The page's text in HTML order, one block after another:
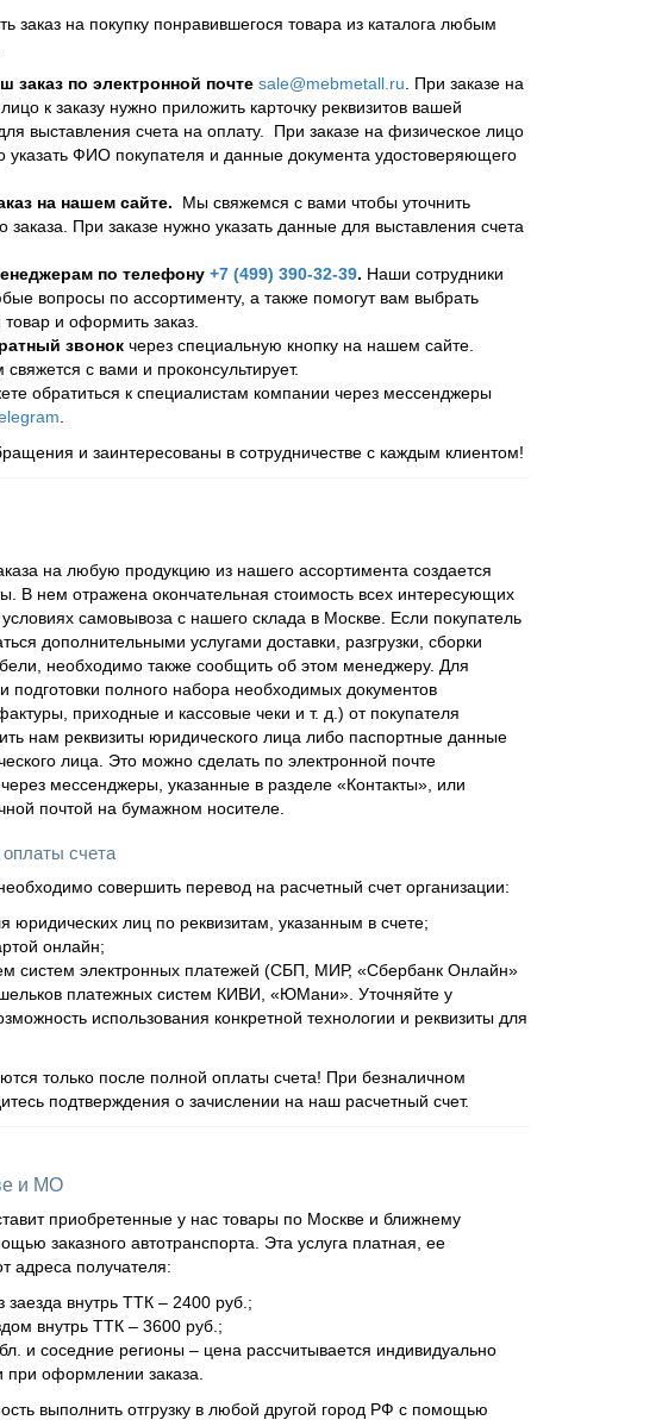
заказ на покупку понравившегося товара из каталога любым
заказ по электронной почте sale@mebmetall.ru. При заказе на
к заказу нужно приложить карточку реквизитов вашей
выставления счета на оплату. При заказе на физическое лицо
указать ФИО покупателя и данные документа удостоверяющего
на нашем сайте. Мы свяжемся с вами чтобы уточнить
заказа. При заказе нужно указать данные для выставления счета
по телефону +7 (499) 390-32-39. Наши сотрудники
вопросы по ассортименту, а также помогут вам выбрать
и оформить заказ.
звонокчерез специальную кнопку на нашем сайте.
с вами и проконсультирует.
обратиться к специалистам компании через мессенджеры
.
и заинтересованы в сотрудничестве с каждым клиентом!
на любую продукцию из нашего ассортимента создается
В нем отражена окончательная стоимость всех интересующих
самовывоза с нашего склада в Москве. Если покупатель
дополнительными услугами доставки, разгрузки, сборки
необходимо также сообщить об этом менеджеру. Для
подготовки полного набора необходимых документов
приходные и кассовые чеки и т. д.) от покупателя
нам реквизиты юридического лица либо паспортные данные
лица. Это можно сделать по электронной почте
мессенджеры, указанные в разделе «Контакты», или
почтой на бумажном носителе.
счета
совершить перевод на расчетный счет организации:
юридических лиц по реквизитам, указанным в счете;
онлайн;
систем электронных платежей (СБП, МИР, «Сбербанк Онлайн»
платежных систем КИВИ, «ЮМани». Уточняйте у
использования конкретной технологии и реквизиты для
только после полной оплаты счета! При безналичном
подтверждения о зачислении на наш расчетный счет.
и МО
приобретенные у нас товары по Москве и ближнему
заказного автотранспорта. Эта услуга платная, ее
адреса получателя:
заезда внутрь ТТК – 2400 руб.;
внутрь ТТК – 3600 руб.;
и соседние регионы – цена рассчитывается индивидуально
оформлении заказа.
выполнить отгрузку в любой другой город РФ с помощью